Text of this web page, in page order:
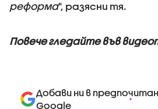
реформа", разясни тя.
Повече гледайте във
Добави ни в
Google